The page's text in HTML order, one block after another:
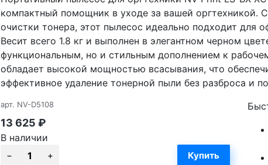
компактный помощник в уходе за вашей оргтехникой.
очистки тонера, этот пылесос идеально подходит для
Весит всего 1.8 кг и выполнен в элегантном черном
функциональным, но и стильным дополнением к
обладает высокой мощностью всасывания, что
эффективное удаление тонерной пыли без разброса и
арт. NV-D5108
13 625 ₽
В наличии